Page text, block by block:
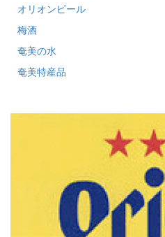
オリオンビール
梅酒
奄美の水
奄美特産品